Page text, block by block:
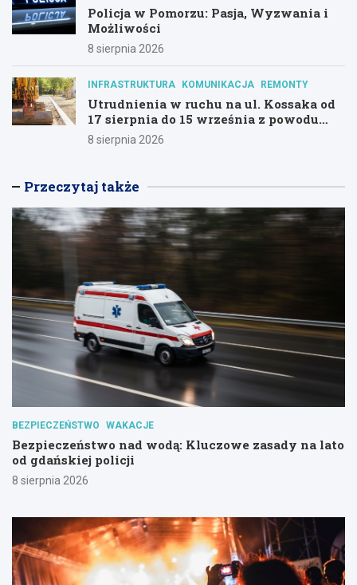
Policja w Pomorzu: Pasja, Wyzwania i
Możliwości
8 sierpnia 2026
INFRASTRUKTURA KOMUNIKACJA REMONTY
Utrudnienia w ruchu na ul. Kossaka od
17 sierpnia do 15 września z powodu
modernizacji
8 sierpnia 2026
Przeczytaj także
BEZPIECZEŃSTWO WAKACJE
Bezpieczeństwo nad wodą: Kluczowe zasady na lato
od gdańskiej policji
8 sierpnia 2026